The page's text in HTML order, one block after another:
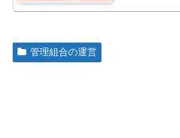
管理組合の運営